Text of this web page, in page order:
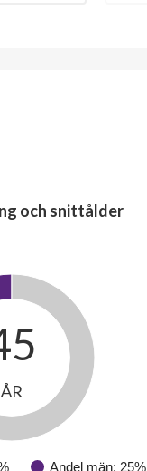
och snittålder
Andel män: 25%
ÅR